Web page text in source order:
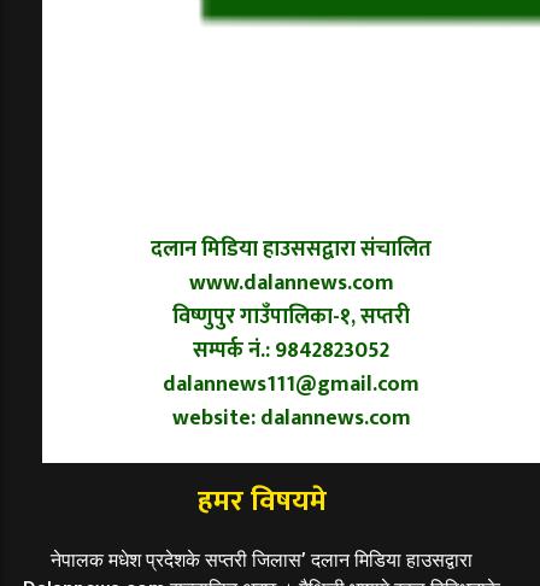
दलान मिडिया हाउससद्वारा संचालित
www.dalannews.com
विष्णुपुर गाउँपालिका-१, सप्तरी
सम्पर्क नं.: 9842823052
dalannews111@gmail.com
website: dalannews.com
हमर विषयमे
नेपालक मधेश प्रदेशके सप्तरी जिलास’ दलान मिडिया हाउसद्वारा